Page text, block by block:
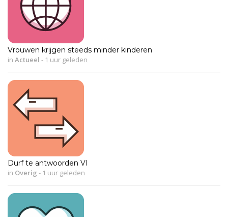
Vrouwen krijgen steeds minder kinderen
in Actueel - 1 uur geleden
Durf te antwoorden VI
in Overig - 1 uur geleden